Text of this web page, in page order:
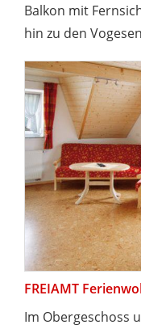
Balkon mit
hin zu den
FREIAMT
Im Obergeschoss